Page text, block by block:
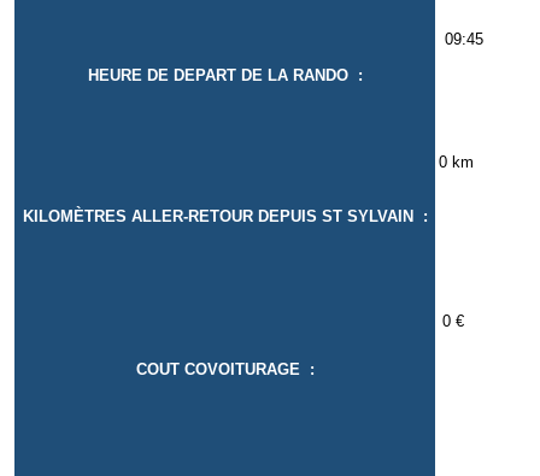
HEURE DE DEPART DE LA RANDO :
KILOMÈTRES ALLER-RETOUR DEPUIS ST SYLVAIN :
0
COUT COVOITURAGE :